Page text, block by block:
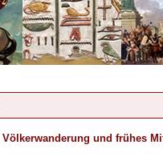
Völkerwanderung und frühes